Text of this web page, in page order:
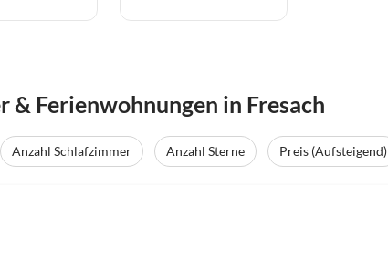
& Ferienwohnungen in Fresach
Anzahl Schlafzimmer Anzahl Sterne Preis (Aufsteigend)